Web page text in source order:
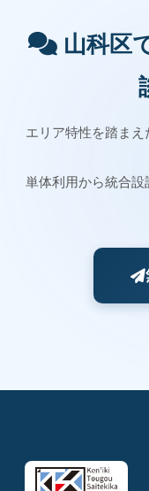
山科区
エリア特性を踏ま
単体利用から統合設